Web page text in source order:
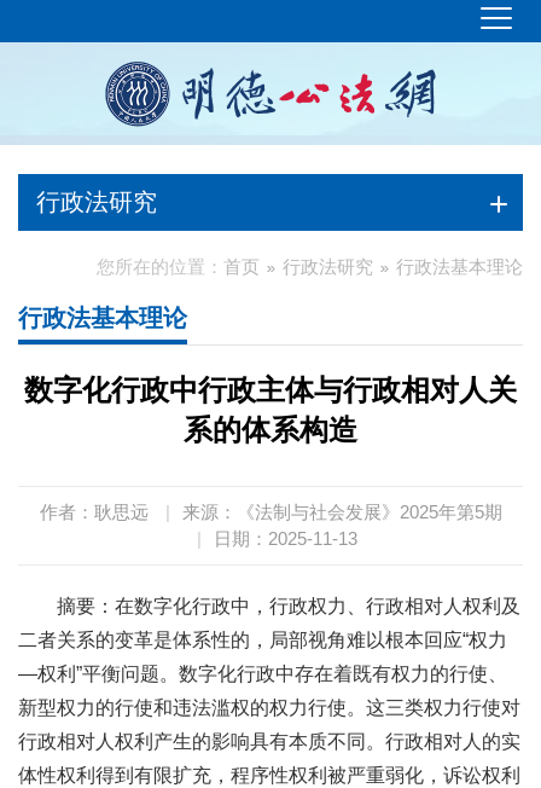
行政法研究
您所在的位置： 首页 行政法研究 行政法基本理论
行政法基本理论
数字化行政中行政主体与行政相对人关
系的体系构造
作者：耿思远 |
来源：《法制与社会发展》2025年第5期
|
日期：2025-11-13
摘要：在数字化行政中，行政权力、行政相对人权利及
二者关系的变革是体系性的，局部视角难以根本回应“权力
—权利”平衡问题。数字化行政中存在着既有权力的行使、
新型权力的行使和违法滥权的权力行使。这三类权力行使对
行政相对人权利产生的影响具有本质不同。行政相对人的实
体性权利得到有限扩充，程序性权利被严重弱化，诉讼权利